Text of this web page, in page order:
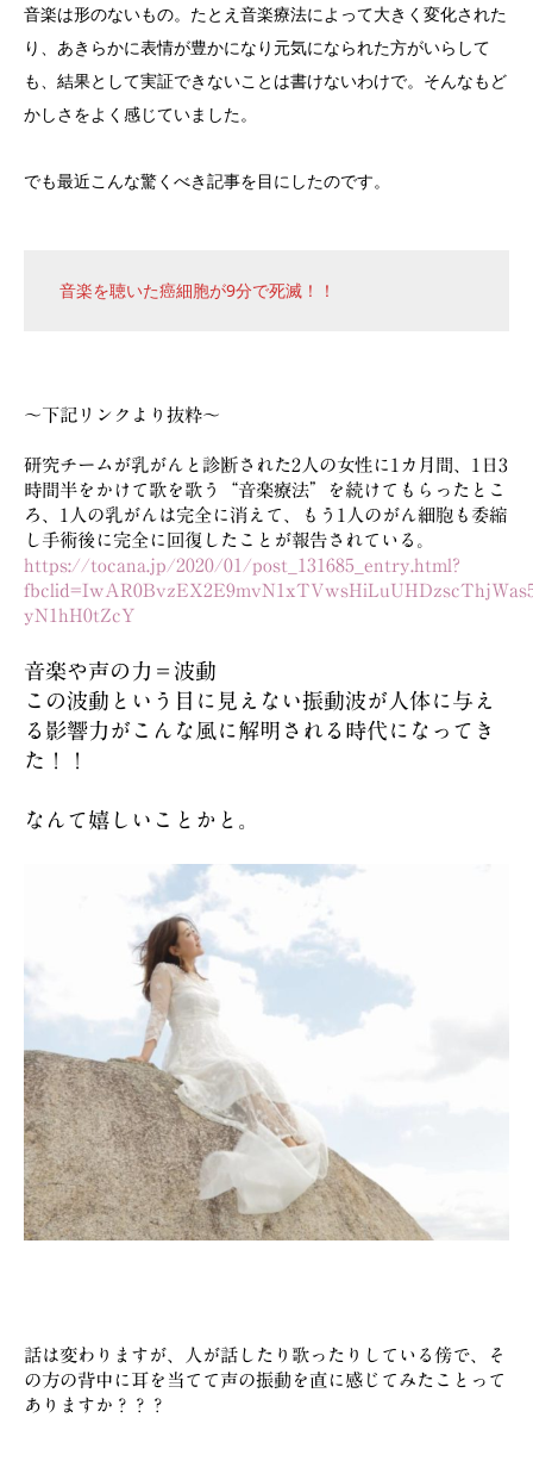
音楽は形のないもの。たとえ音楽療法によって大きく変化された
り、あきらかに表情が豊かになり元気になられた方がいらして
も、結果として実証できないことは書けないわけで。そんなもど
かしさをよく感じていました。
でも最近こんな驚くべき記事を目にしたのです。
音楽を聴いた癌細胞が9分で死滅！！
～下記リンクより抜粋～
研究チームが乳がんと診断された2人の女性に1カ月間、1日3
時間半をかけて歌を歌う“音楽療法”を続けてもらったとこ
ろ、1人の乳がんは完全に消えて、もう1人のがん細胞も委縮
し手術後に完全に回復したことが報告されている。
https://tocana.jp/2020/01/post_131685_entry.html?
yN1hH0tZcY
音楽や声の力＝波動
この波動という目に見えない振動波が人体に与え
る影響力がこんな風に解明される時代になってき
た！！
なんて嬉しいことかと。
話は変わりますが、人が話したり歌ったりしている傍で、そ
の方の背中に耳を当てて声の振動を直に感じてみたことって
ありますか？？？